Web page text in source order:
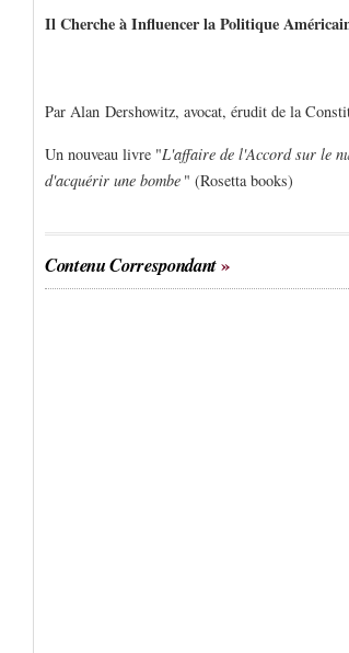
Il Cherche à Influencer la Politique
Par Alan Dershowitz, avocat, érudit de la
Un nouveau livre "L'affaire de l'Accord sur le
d'acquérir une bombe " (Rosetta books)
Contenu Correspondant